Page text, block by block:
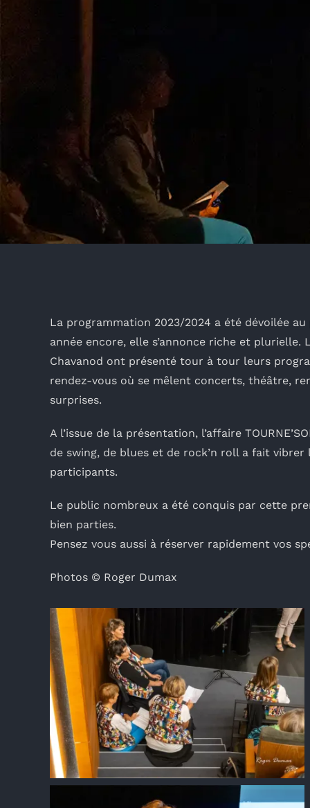
La programmation 2023/2024 a été dévoilée
année encore, elle s’annonce riche et
Chavanod ont présenté tour à tour leurs
rendez-vous où se mêlent concerts, théâtre,
surprises.
A l’issue de la présentation, l’affaire
de swing, de blues et de rock’n roll a fait
participants.
Le public nombreux a été conquis par cette
bien parties.
Pensez vous aussi à réserver rapidement vos
Photos © Roger Dumax